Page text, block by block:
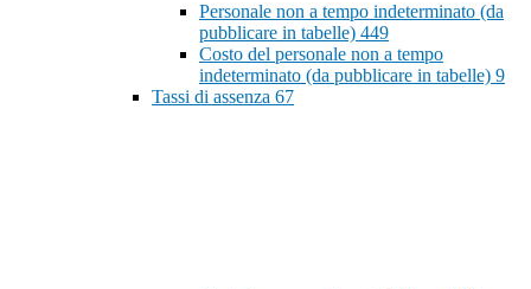
Personale non a tempo indeterminato (da
pubblicare in tabelle) 449
Costo del personale non a tempo
indeterminato (da pubblicare in tabelle) 9
Tassi di assenza 67